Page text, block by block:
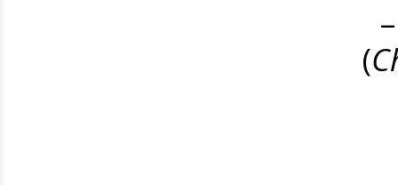
(